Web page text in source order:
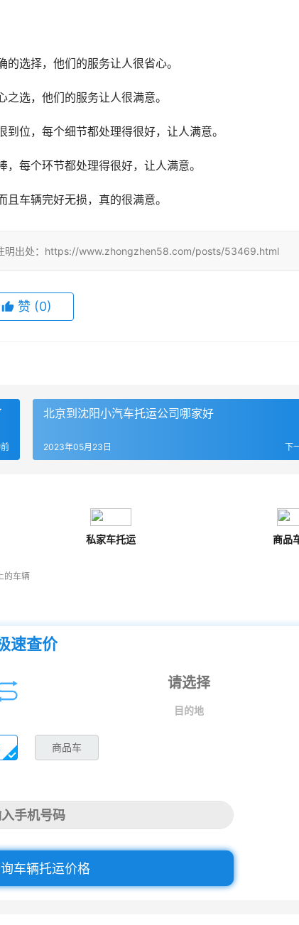
的选择，他们的服务让人很省心。
选，他们的服务让人很满意。
到位，每个细节都处理得很好，让人满意。
，每个环节都处理得很好，让人满意。
车辆完好无损，真的很满意。
明出处：https://www.zhongzhen58.com/posts/53469.html
赞 (0)
北京到沈阳小汽车托运公司哪家好
下
2023年05月23日
私家车托运 商品
的车辆
速查价
目的地
商品车
车辆托运价格